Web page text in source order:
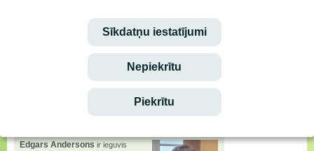
Sīkdatņu iestatījumi
Nepiekrītu
Piekrītu
Stundu saraksta izmaiņas
vēstis
Lepojamies!
Edgars Andersons ir ieguvis